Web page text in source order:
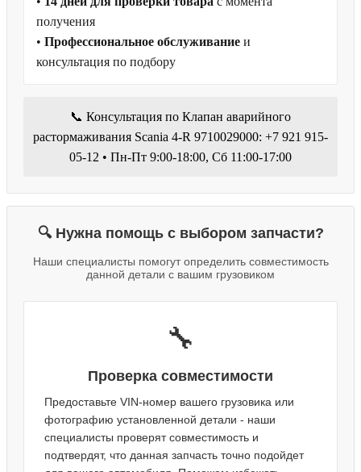
получения
• Профессиональное обслуживание и
консультация по подбору
📞 Консультация по Клапан аварийного
растормаживания Scania 4-R 9710029000: +7 921 915-
05-12 • Пн-Пт 9:00-18:00, Сб 11:00-17:00
🔍 Нужна помощь с выбором запчасти?
Наши специалисты помогут определить совместимость
данной детали с вашим грузовиком
🔧
Проверка совместимости
Предоставьте VIN-номер вашего грузовика или
фотографию установленной детали - наши
специалисты проверят совместимость и
подтвердят, что данная запчасть точно подойдет